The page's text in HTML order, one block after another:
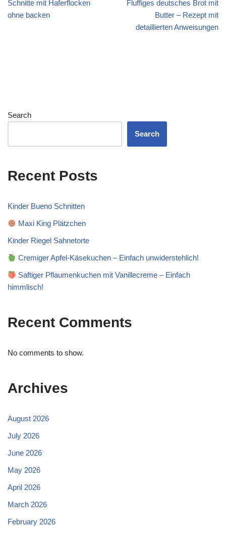
Schnitte mit Haferflocken
ohne backen
Fluffiges deutsches Brot mit
Butter – Rezept mit
detaillierten Anweisungen
Search
Search
Recent Posts
Kinder Bueno Schnitten
Maxi King Plätzchen
Kinder Riegel Sahnetorte
Cremiger Apfel-Käsekuchen – Einfach unwiderstehlich!
Saftiger Pflaumenkuchen mit Vanillecreme – Einfach
himmlisch!
Recent Comments
No comments to show.
Archives
August 2026
July 2026
June 2026
May 2026
April 2026
March 2026
February 2026